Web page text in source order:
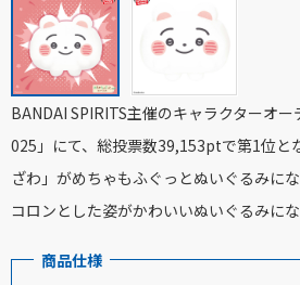
BANDAI SPIRITS主催のキャラクターオ
025」にて、総投票数39,153ptで第1位と
ざわ」がめちゃもふぐっとぬいぐるみにな
コロンとした姿がかわいいぬいぐるみにな
商品仕様